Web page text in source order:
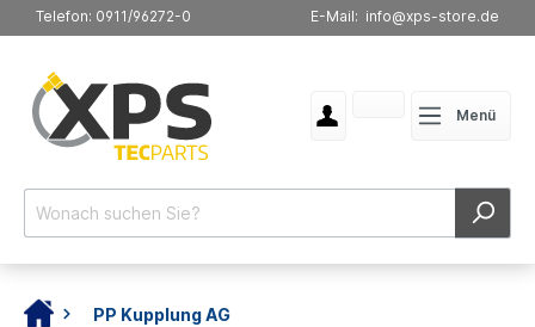
Telefon: 0911/96272-0 E-Mail: info@xps-store.de
Menü
PP Kupplung AG